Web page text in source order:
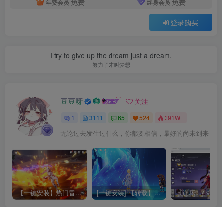
年费会员
终身会员
登录购买
I try to give up the dream just a dream.
努力了才叫梦想
豆豆呀 关注
1 3111 65 524 391W+
无论过去发生过什么，你都要相信，最好的尚未到来
【一键安装】热门冒险策略类游戏崩坏：星穹铁道全新2.3版本一键端+一键代理+一键启动+免虚拟机 [一键安装] 【转载】原神3.4真端服务端+源码+配套客户端+详尽说明+GM工具+源码说明文件